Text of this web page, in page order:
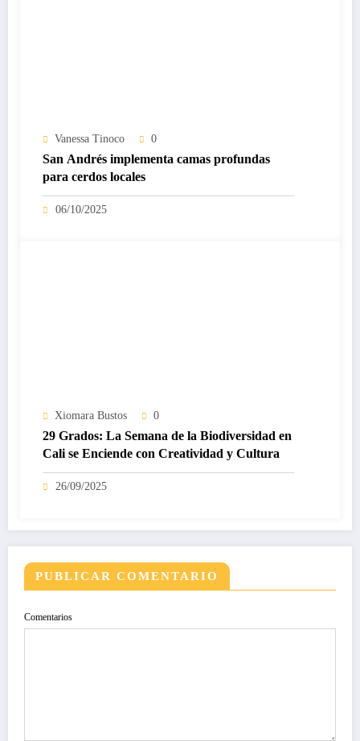
Vanessa Tinoco 0
San Andrés implementa camas profundas
para cerdos locales
06/10/2025
Xiomara Bustos 0
29 Grados: La Semana de la Biodiversidad en
Cali se Enciende con Creatividad y Cultura
26/09/2025
PUBLICAR COMENTARIO
Comentarios